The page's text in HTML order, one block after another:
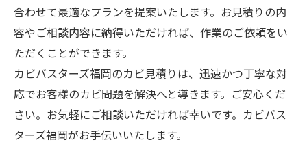
合わせて最適なプランを提案いたします。お見積りの内
容やご相談内容に納得いただければ、作業のご依頼をい
ただくことができます。
カビバスターズ福岡のカビ見積りは、迅速かつ丁寧な対
応でお客様のカビ問題を解決へと導きます。ご安心くだ
さい。お気軽にご相談いただければ幸いです。カビバス
ターズ福岡がお手伝いいたします。